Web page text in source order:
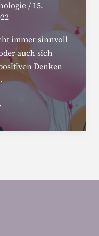
/ 15.
immer sinnvoll
auch sich
Denken